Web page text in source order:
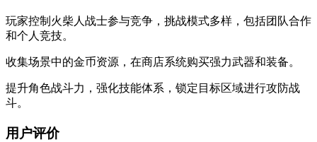
玩家控制火柴人战士参与竞争，挑战模式多样，包括团队合作
和个人竞技。
收集场景中的金币资源，在商店系统购买强力武器和装备。
提升角色战斗力，强化技能体系，锁定目标区域进行攻防战
斗。
用户评价